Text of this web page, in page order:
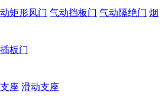
矩形风门 气动挡板门 气动隔绝门 烟
板门
座 滑动支座